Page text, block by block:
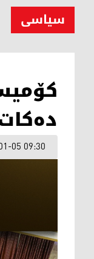
سیاسی
05 09:30